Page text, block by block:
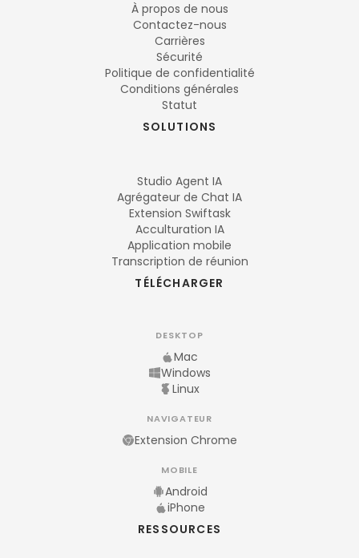
À propos de nous
Contactez-nous
Carrières
Sécurité
Politique de confidentialité
Conditions générales
Statut
SOLUTIONS
Studio Agent IA
Agrégateur de Chat IA
Extension Swiftask
Acculturation IA
Application mobile
Transcription de réunion
TÉLÉCHARGER
DESKTOP
Mac
Windows
Linux
NAVIGATEUR
Extension Chrome
MOBILE
Android
iPhone
RESSOURCES